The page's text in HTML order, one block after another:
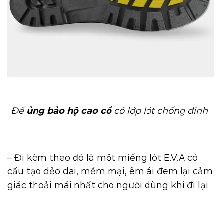
Đếủng bảo hộ cao cổcó lớp lót chống đinh
– Đi kèm theo đó là một miếng lót E.V.A có
cấu tạo dẻo dai, mềm mại, êm ái đem lại cảm
giác thoải mái nhất cho người dùng khi đi lại